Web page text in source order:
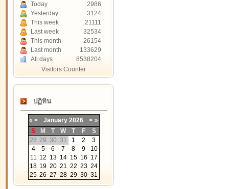
Today
2986
Yesterday
3124
This week
21111
Last week
32534
This month
26154
Last month
133629
All days
8538204
Visitors Counter
ปฏิทิน
« < January 2026 > »
S
M T W T F
S
28 29 30 31 1 2
3
4
5 6 7 8 9
10
11 12 13 14 15 16 17
18 19 20 21 22 23 24
25 26 27 28 29 30 31